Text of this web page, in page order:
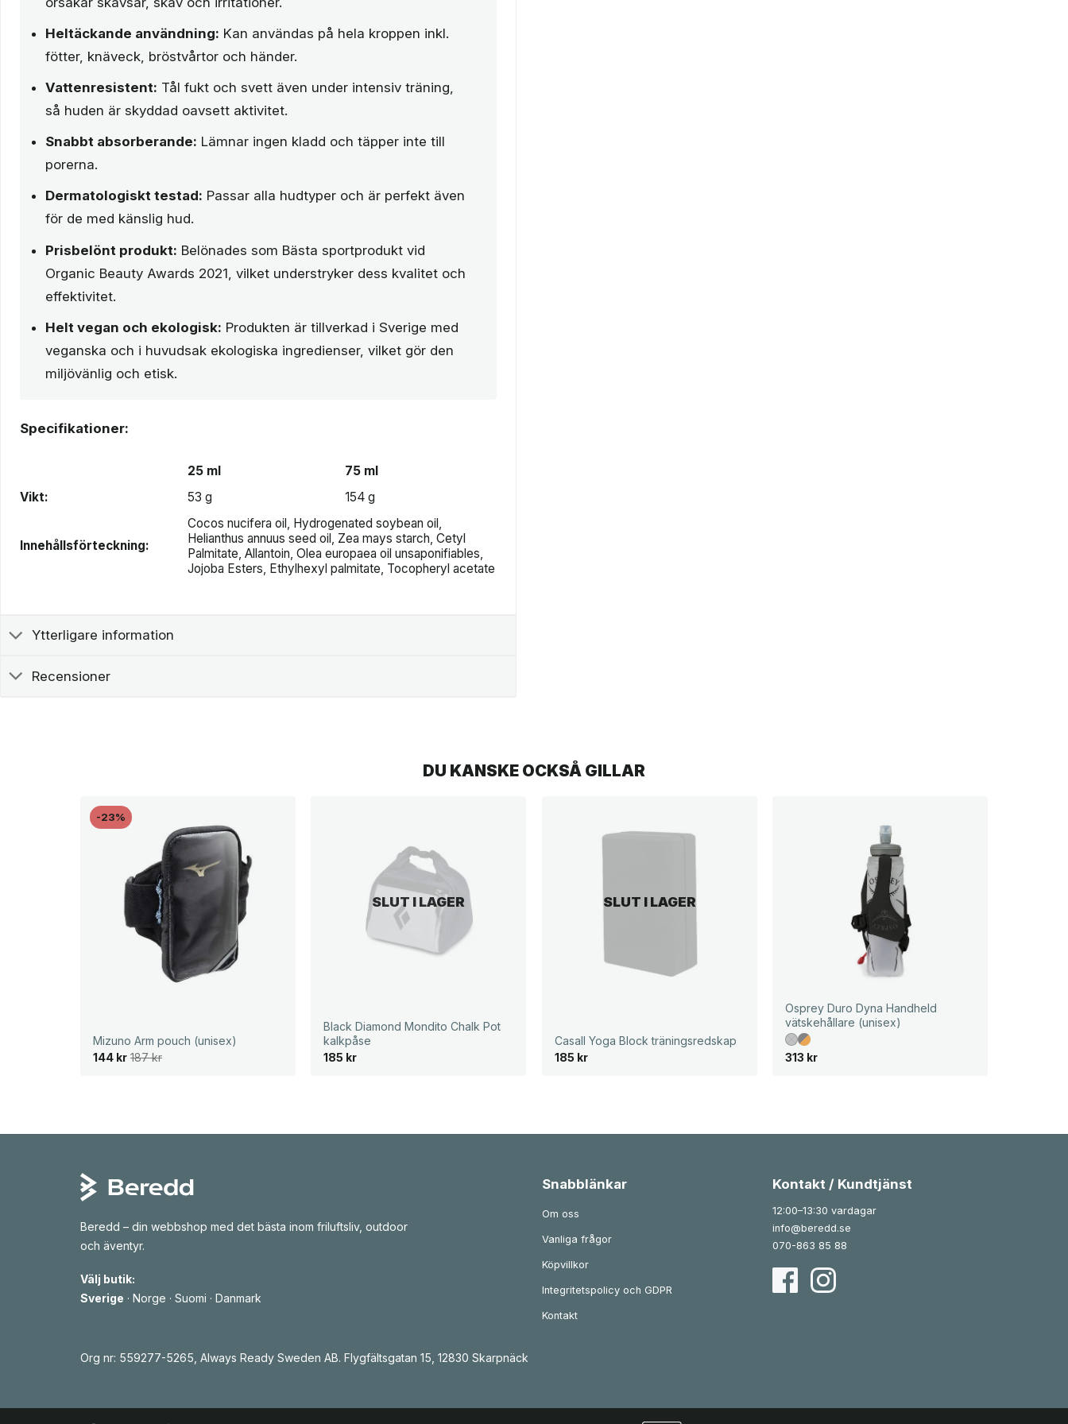
Heltäckande användning: Kan användas på hela kroppen inkl.
fötter, knäveck, bröstvårtor och händer.
Vattenresistent: Tål fukt och svett även under intensiv träning,
så huden är skyddad oavsett aktivitet.
Snabbt absorberande: Lämnar ingen kladd och täpper inte till
porerna.
Dermatologiskt testad: Passar alla hudtyper och är perfekt även
för de med känslig hud.
Prisbelönt produkt: Belönades som Bästa sportprodukt vid
Organic Beauty Awards 2021, vilket understryker dess kvalitet och
effektivitet.
Helt vegan och ekologisk: Produkten är tillverkad i Sverige med
veganska och i huvudsak ekologiska ingredienser, vilket gör den
miljövänlig och etisk.
Specifikationer:
25 ml
75 ml
Vikt:
53 g 154 g
Innehållsförteckning:
Cocos nucifera oil, Hydrogenated soybean oil,
Helianthus annuus seed oil, Zea mays starch, Cetyl
Palmitate, Allantoin, Olea europaea oil unsaponifiables,
Jojoba Esters, Ethylhexyl palmitate, Tocopheryl acetate
Ytterligare information
Recensioner
DU KANSKE OCKSÅ GILLAR
-23%
Mizuno Arm pouch (unisex)
187kr
D
r
l
i
p
r
i
t
v
a
7
144 kr
D
r
e
p
s
e
t
:
4
.
SLUT I LAGER
Black Diamond Mondito Chalk Pot
kalkpåse
185 kr
SLUT I LAGER
Casall Yoga Block träningsredskap
185 kr
Osprey Duro Dyna Handheld
vätskehållare (unisex)
313 kr
Beredd – din webbshop med det bästa inom friluftsliv, outdoor
och äventyr.
Välj butik:
Sverige · Norge · Suomi · Danmark
Snabblänkar
Om oss
Vanliga frågor
Köpvillkor
Integritetspolicy och GDPR
Kontakt
Kontakt / Kundtjänst
12:00–13:30 vardagar
info@beredd.se
070-863 85 88
Org nr: 559277-5265, Always Ready Sweden AB. Flygfältsgatan 15, 12830 Skarpnäck